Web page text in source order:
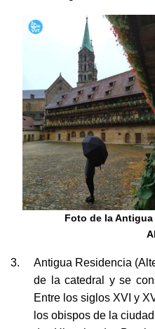
Foto de la
de la catedral y se
Entre los siglos XVI y
los obispos de la
de Historia de